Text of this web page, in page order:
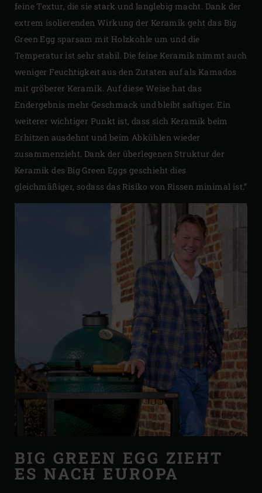
feine Textur, die sie stark und langlebig macht. Dank der
extrem isolierenden Wirkung der Keramik geht das Big
Green Egg sparsam mit Holzkohle um und die
Temperatur ist sehr stabil. Die feine Keramik nimmt auch
weniger Feuchtigkeit aus den Zutaten auf als Kamados
mit gröberer Keramik. Auf diese Weise hat das
Endergebnis mehr Geschmack und bleibt saftiger. Ein
weiterer wichtiger Punkt ist, dass sich Keramik beim
Erhitzen ausdehnt und beim Abkühlen wieder
zusammenzieht. Dank der überlegenen Struktur der
Keramik des Big Green Eggs geschieht dies
gleichmäßiger, sodass das Risiko von Rissen minimal ist.”
BIG GREEN EGG ZIEHT
ES NACH EUROPA